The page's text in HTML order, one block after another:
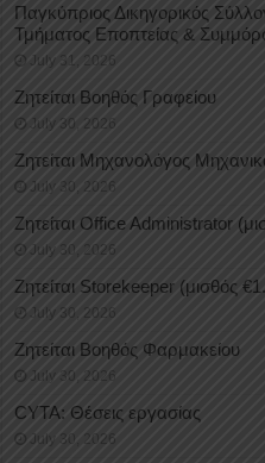
Παγκύπριος Δικηγορικός
Τμήματος Εποπτείας &
July 31, 2026
Ζητείται Βοηθός Γραφείου
July 30, 2026
Ζητείται Μηχανολόγος
July 30, 2026
Ζητείται Office Administrator
July 30, 2026
Ζητείται Storekeeper (μισθός
July 30, 2026
Ζητείται Βοηθός Φαρμακείου
July 30, 2026
CYTA: Θέσεις εργασίας
July 30, 2026